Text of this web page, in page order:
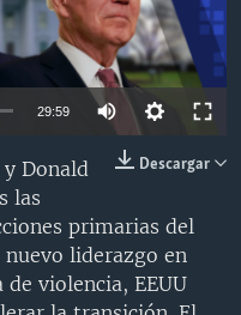
29:59
Descargar
Donald
las
primarias del
liderazgo en
violencia, EEUU